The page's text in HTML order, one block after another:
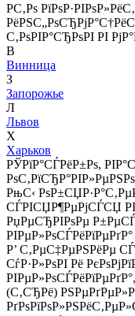
Р­С‚Рѕ
С‚РѕРІР°СЂРѕРІ РІ
В
Винница
З
Запорожье
Л
Львов
Х
Харьков
РЎРїР°СЃРёР±Рѕ,
РњС‹
СЃРІСЏР¶РµРјСЃСЏ
РџРµСЂРІРѕРµ
РІРµР»РѕСЃРёРїРµРґР°
Р’ С‚РµС‡РµРЅРёРµ
СѓР·Р»РѕРІ Рё
(С‚СЂРё)